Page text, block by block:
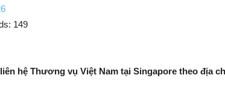
149
hệ Thương vụ Việt Nam tại Singapore theo địa